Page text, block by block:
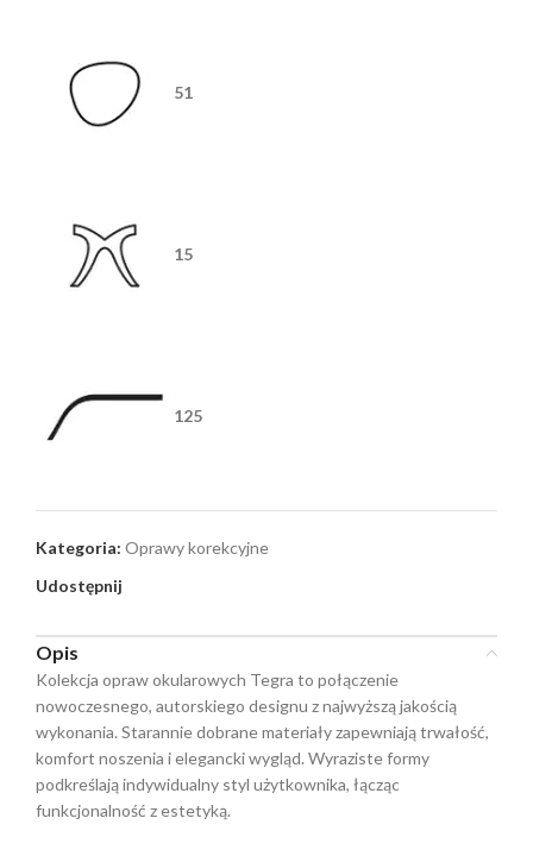
51
15
125
Kategoria: Oprawy korekcyjne
Udostępnij
Opis
Kolekcja opraw okularowych Tegra to połączenie
nowoczesnego, autorskiego designu z najwyższą jakością
wykonania. Starannie dobrane materiały zapewniają trwałość,
komfort noszenia i elegancki wygląd. Wyraziste formy
podkreślają indywidualny styl użytkownika, łącząc
funkcjonalność z estetyką.